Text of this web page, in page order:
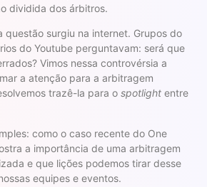
dividida dos árbitros.
questão surgiu na internet. Grupos do
do Youtube perguntavam: será que
Vimos nessa controvérsia a
a atenção para a arbitragem
trazê-la para o spotlight entre
como o caso recente do One
a importância de uma arbitragem
e que lições podemos tirar desse
equipes e eventos.